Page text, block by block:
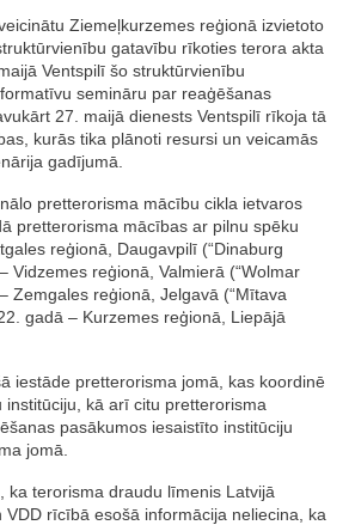
Ziemeļkurzemes reģionā izvietoto
gatavību rīkoties terora akta
Ventspilī šo struktūrvienību
semināru par reaģēšanas
27. maijā dienests Ventspilī rīkoja tā
kurās tika plānoti resursi un veicamās
gadījumā.
pretterorisma mācību cikla ietvaros
pretterorisma mācības ar pilnu spēku
reģionā, Daugavpilī (“Dinaburg
Vidzemes reģionā, Valmierā (“Wolmar
Zemgales reģionā, Jelgavā (“Mītava
gadā – Kurzemes reģionā, Liepājā
iestāde pretterorisma jomā, kas koordinē
institūciju, kā arī citu pretterorisma
pasākumos iesaistīto institūciju
jomā.
ka terorisma draudu līmenis Latvijā
VDD rīcībā esošā informācija neliecina, ka